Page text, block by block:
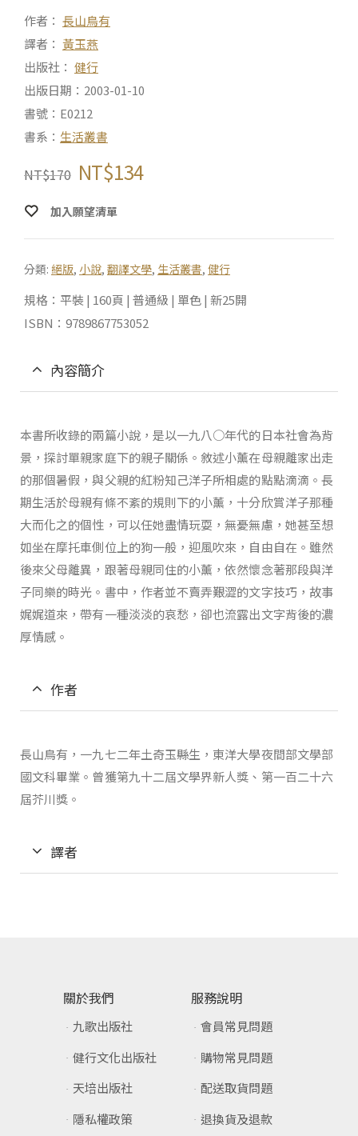
作者： 長山鳥有
譯者： 黃玉燕
出版社： 健行
出版日期：2003-01-10
書號：E0212
書系： 生活叢書
NT$170 NT$134
加入願望清單
分類: 絕版, 小說, 翻譯文學, 生活叢書, 健行
規格：平裝 | 160頁 | 普通級 | 單色 | 新25開
ISBN：9789867753052
內容簡介
本書所收錄的兩篇小說，是以一九八○年代的日本社會為背
景，探討單親家庭下的親子關係。敘述小薰在母親離家出走
的那個暑假，與父親的紅粉知己洋子所相處的點點滴滴。長
期生活於母親有條不紊的規則下的小薰，十分欣賞洋子那種
大而化之的個性，可以任她盡情玩耍，無憂無慮，她甚至想
如坐在摩托車側位上的狗一般，迎風吹來，自由自在。雖然
後來父母離異，跟著母親同住的小薰，依然懷念著那段與洋
子同樂的時光。書中，作者並不賣弄艱澀的文字技巧，故事
娓娓道來，帶有一種淡淡的哀愁，卻也流露出文字背後的濃
厚情感。
作者
長山鳥有，一九七二年土奇玉縣生，東洋大學夜間部文學部
國文科畢業。曾獲第九十二屆文學界新人獎、第一百二十六
屆芥川獎。
譯者
關於我們
九歌出版社
健行文化出版社
天培出版社
隱私權政策
服務說明
會員常見問題
購物常見問題
配送取貨問題
退換貨及退款